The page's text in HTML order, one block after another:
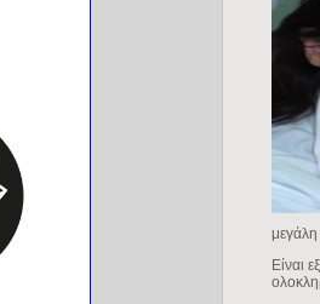
μεγάλη
Είναι